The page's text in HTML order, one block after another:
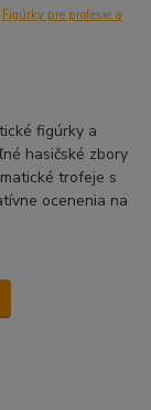
Figúrky pre profesie a
figúrky a
hasičské zbory
trofeje s
ocenenia na